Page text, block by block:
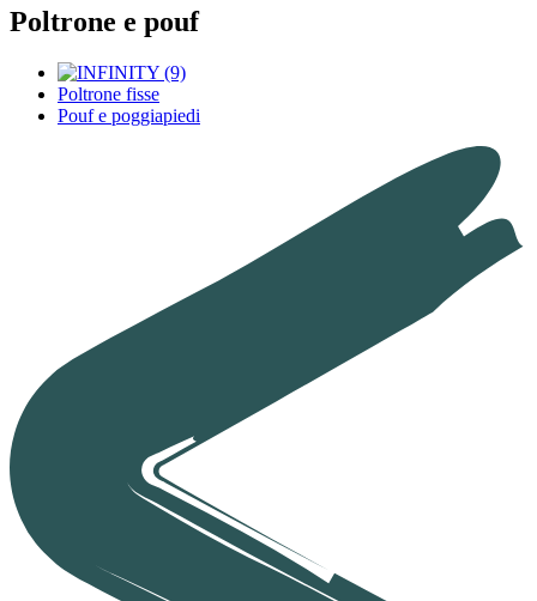
Poltrone e pouf
Poltrone fisse
Pouf e poggiapiedi